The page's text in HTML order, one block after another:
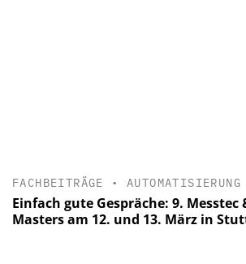
FACHBEITRÄGE •AUTOMATISIERUNG
Einfach gute Gespräche: 9. Messtec
Masters am 12. und 13. März in